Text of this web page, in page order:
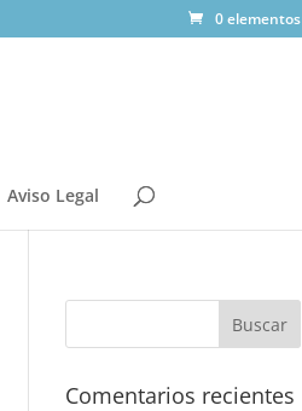
0 elementos
Aviso Legal
Comentarios recientes